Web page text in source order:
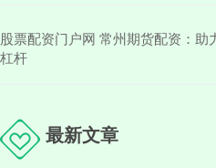
股票配资门户网 常州期货配资：助
杠杆
最新文章